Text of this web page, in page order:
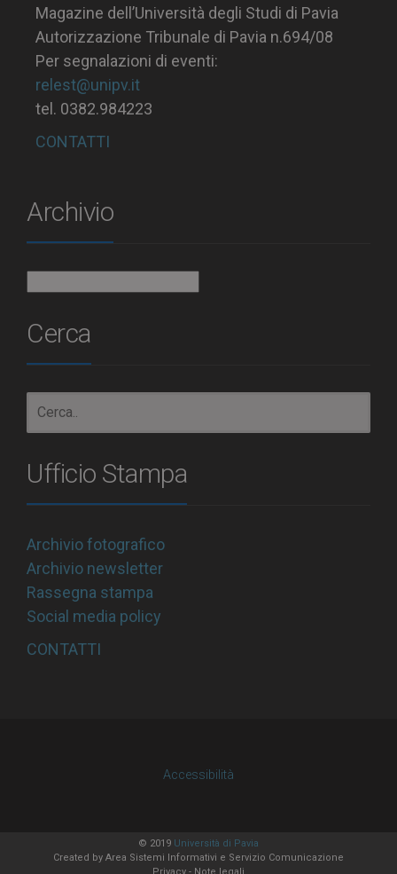
Magazine dell’Università degli Studi di Pavia
Autorizzazione Tribunale di Pavia n.694/08
Per segnalazioni di eventi:
relest@unipv.it
tel. 0382.984223
CONTATTI
Archivio
Cerca
Ufficio Stampa
Archivio fotografico
Archivio newsletter
Rassegna stampa
Social media policy
CONTATTI
Accessibilità
© 2019 Università di Pavia
Created by Area Sistemi Informativi e Servizio Comunicazione